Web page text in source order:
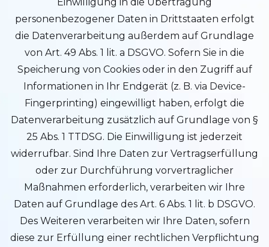
personenbezogener Daten in Drittstaaten erfolgt
die Datenverarbeitung außerdem auf Grundlage
von Art. 49 Abs. 1 lit. a DSGVO. Sofern Sie in die
Speicherung von Cookies oder in den Zugriff auf
Informationen in Ihr Endgerät (z. B. via Device-
Fingerprinting) eingewilligt haben, erfolgt die
Datenverarbeitung zusätzlich auf Grundlage von §
25 Abs. 1 TTDSG. Die Einwilligung ist jederzeit
widerrufbar. Sind Ihre Daten zur Vertragserfüllung
oder zur Durchführung vorvertraglicher
Maßnahmen erforderlich, verarbeiten wir Ihre
Daten auf Grundlage des Art. 6 Abs. 1 lit. b DSGVO.
Des Weiteren verarbeiten wir Ihre Daten, sofern
diese zur Erfüllung einer rechtlichen Verpflichtung